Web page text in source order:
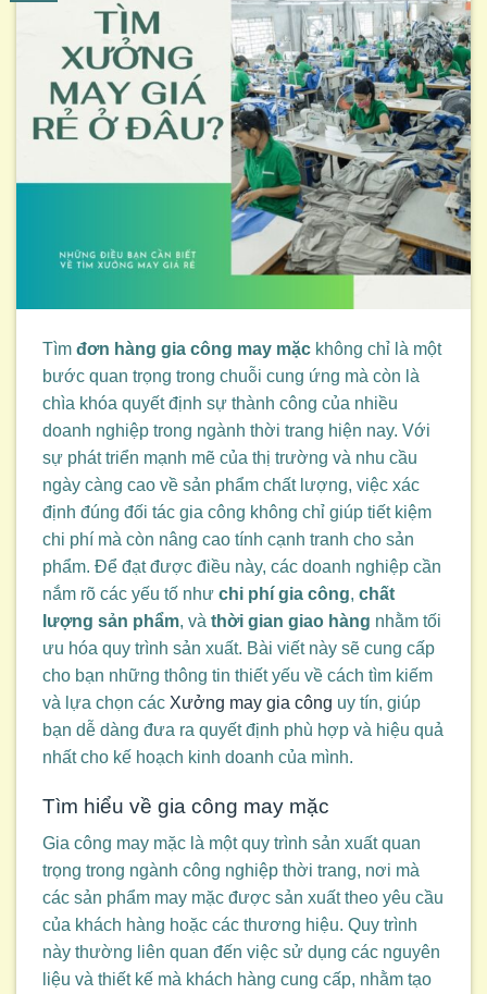
Tìm đơn hàng gia công may mặc không chỉ là một
bước quan trọng trong chuỗi cung ứng mà còn là
chìa khóa quyết định sự thành công của nhiều
doanh nghiệp trong ngành thời trang hiện nay. Với
sự phát triển mạnh mẽ của thị trường và nhu cầu
ngày càng cao về sản phẩm chất lượng, việc xác
định đúng đối tác gia công không chỉ giúp tiết kiệm
chi phí mà còn nâng cao tính cạnh tranh cho sản
phẩm. Để đạt được điều này, các doanh nghiệp cần
nắm rõ các yếu tố như chi phí gia công, chất
lượng sản phẩm, và thời gian giao hàng nhằm tối
ưu hóa quy trình sản xuất. Bài viết này sẽ cung cấp
cho bạn những thông tin thiết yếu về cách tìm kiếm
và lựa chọn các Xưởng may gia công uy tín, giúp
bạn dễ dàng đưa ra quyết định phù hợp và hiệu quả
nhất cho kế hoạch kinh doanh của mình.
Tìm hiểu về gia công may mặc
Gia công may mặc là một quy trình sản xuất quan
trọng trong ngành công nghiệp thời trang, nơi mà
các sản phẩm may mặc được sản xuất theo yêu cầu
của khách hàng hoặc các thương hiệu. Quy trình
này thường liên quan đến việc sử dụng các nguyên
liệu và thiết kế mà khách hàng cung cấp, nhằm tạo